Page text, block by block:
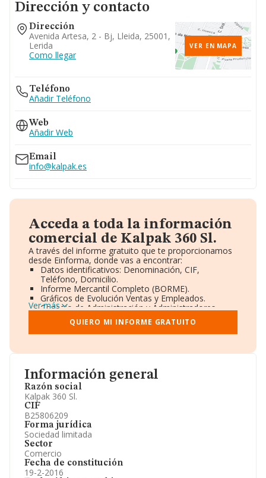
Información general
Razón social
Kalpak 360 Sl.
CIF
B25806209
Forma jurídica
Sociedad limitada
Sector
Comercio
Fecha de constitución
19-2-2016
Dirección y contacto
Dirección
Avenida Artesa, 2 - Bj, Lleida, 25001,
Lerida
Como llegar
VER EN MAPA
Teléfono
Añadir Teléfono
Web
Añadir Web
Email
info@kalpak.es
Acceda a toda la información
comercial de Kalpak 360 Sl.
A través del informe gratuito que te proporcionamos
desde Einforma, donde vas a encontrar:
Datos identificativos: Denominación, CIF,
Teléfono, Domicilio.
Informe Mercantil Completo (BORME).
Gráficos de Evolución Ventas y Empleados.
Consejo de Administración y Administradores.
Directivos y Ejecutivos.
Accionistas.
Participaciones y Vinculaciones en otras empresas.
Información oficial y registral complementaria.
Ver más
QUIERO MI INFORME GRATUITO